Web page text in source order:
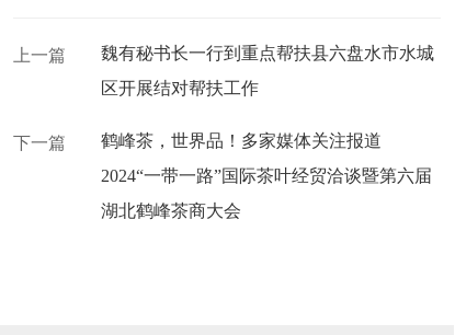
上一篇
魏有秘书长一行到重点帮扶县六盘水市水城
区开展结对帮扶工作
下一篇
鹤峰茶，世界品！多家媒体关注报道
2024“一带一路”国际茶叶经贸洽谈暨第六届
湖北鹤峰茶商大会